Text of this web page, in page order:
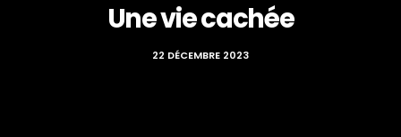
Une vie cachée
22 DÉCEMBRE 2023